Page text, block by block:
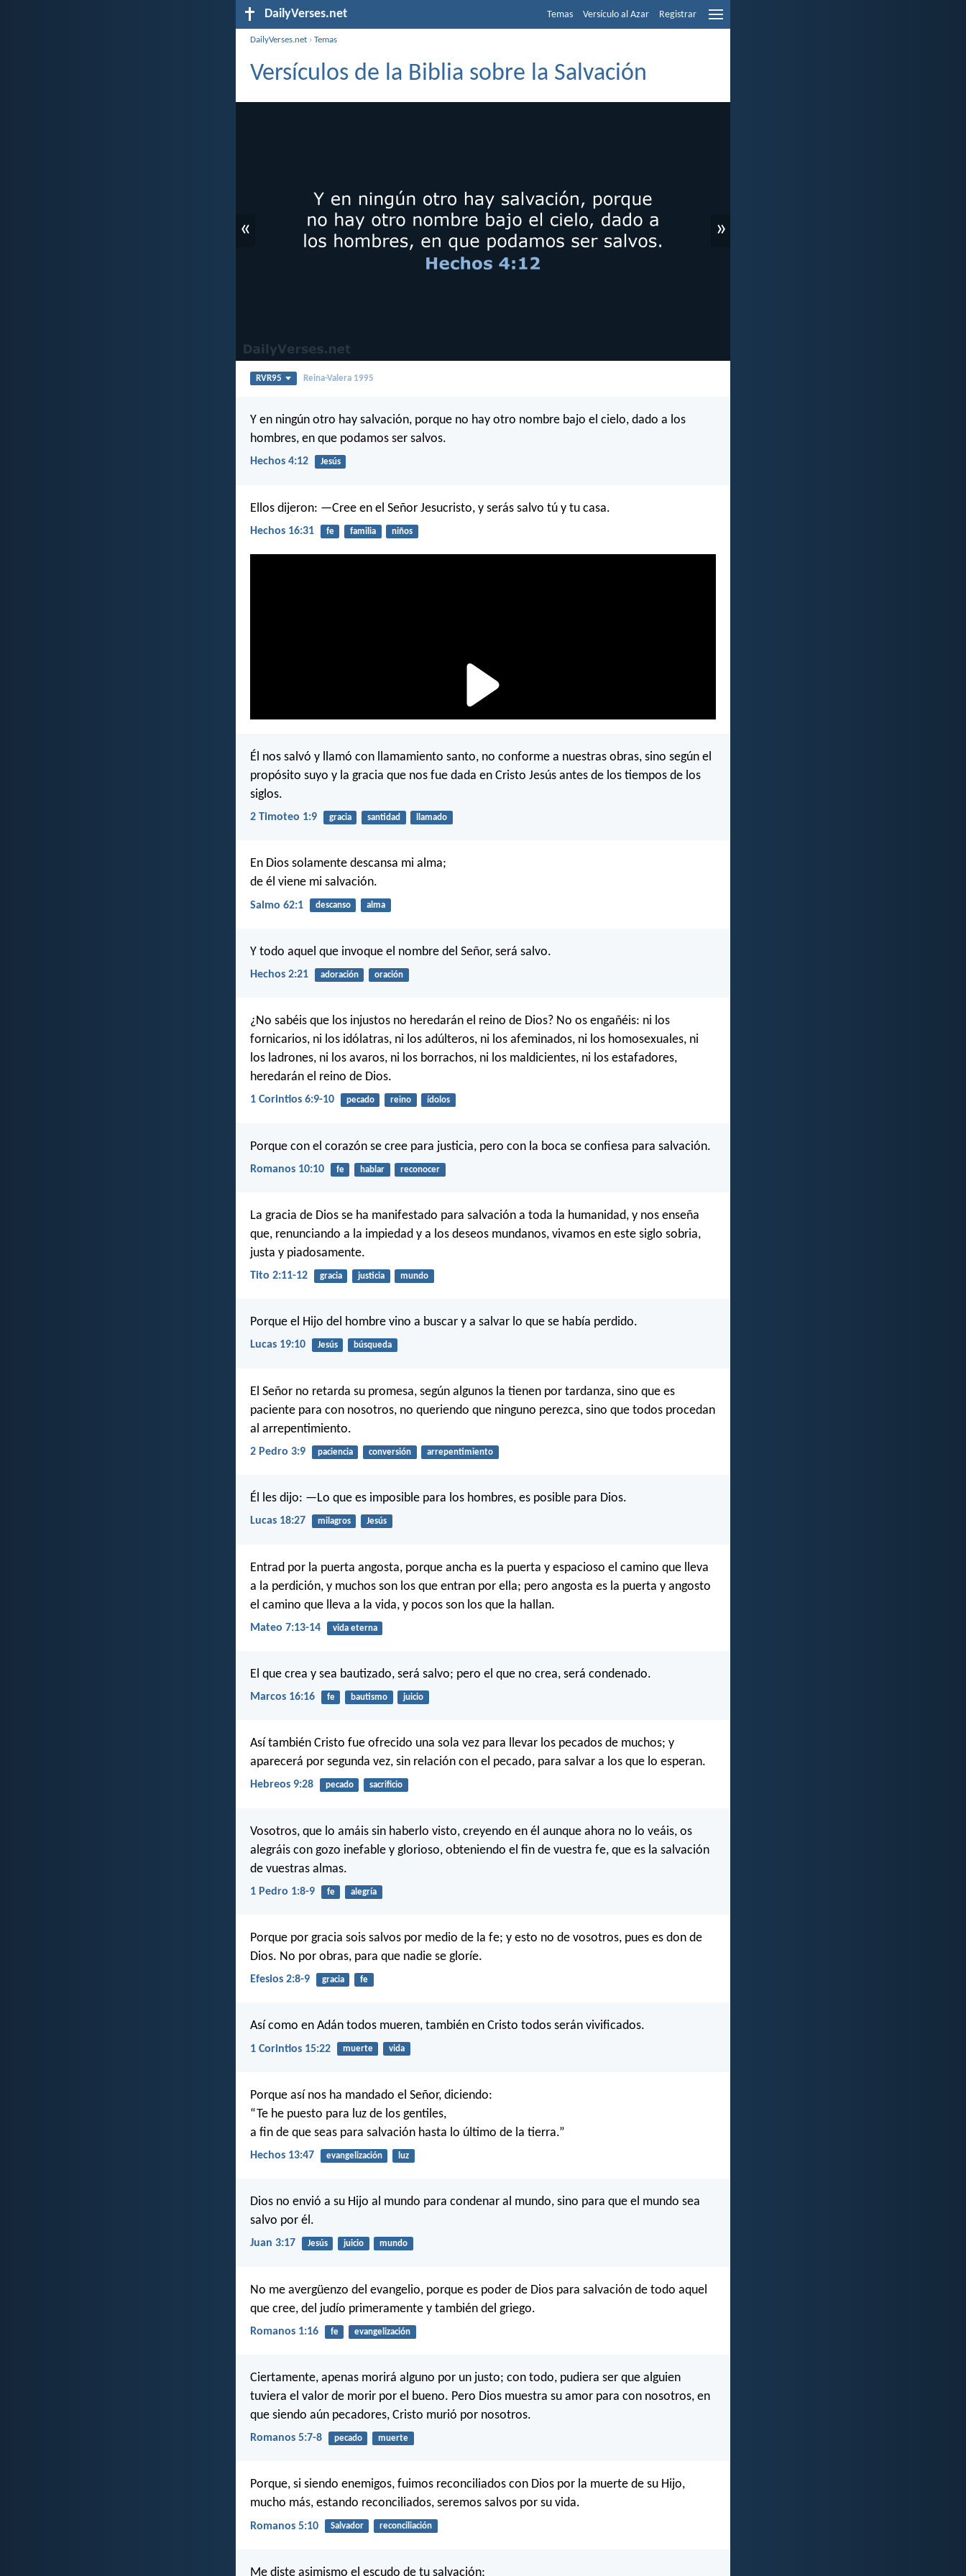
DailyVerses.net Temas Versículo al Azar Registrar
DailyVerses.net ›Temas
Versículos de la Biblia sobre la Salvación
« »
RVR95 Reina-Valera 1995
Y en ningún otro hay salvación, porque no hay otro nombre bajo el cielo, dado a los
hombres, en que podamos ser salvos.
Hechos 4:12 Jesús
Ellos dijeron: —Cree en el Señor Jesucristo, y serás salvo tú y tu casa.
Hechos 16:31 fe familia niños
Él nos salvó y llamó con llamamiento santo, no conforme a nuestras obras, sino según el
propósito suyo y la gracia que nos fue dada en Cristo Jesús antes de los tiempos de los
siglos.
2 Timoteo 1:9 gracia santidad llamado
En Dios solamente descansa mi alma;
de él viene mi salvación.
Salmo 62:1 descanso alma
Y todo aquel que invoque el nombre del Señor, será salvo.
Hechos 2:21 adoración oración
¿No sabéis que los injustos no heredarán el reino de Dios? No os engañéis: ni los
fornicarios, ni los idólatras, ni los adúlteros, ni los afeminados, ni los homosexuales, ni
los ladrones, ni los avaros, ni los borrachos, ni los maldicientes, ni los estafadores,
heredarán el reino de Dios.
1 Corintios 6:9-10 pecado reino ídolos
Porque con el corazón se cree para justicia, pero con la boca se confiesa para salvación.
Romanos 10:10 fe hablar reconocer
La gracia de Dios se ha manifestado para salvación a toda la humanidad, y nos enseña
que, renunciando a la impiedad y a los deseos mundanos, vivamos en este siglo sobria,
justa y piadosamente.
Tito 2:11-12 gracia justicia mundo
Porque el Hijo del hombre vino a buscar y a salvar lo que se había perdido.
Lucas 19:10 Jesús búsqueda
El Señor no retarda su promesa, según algunos la tienen por tardanza, sino que es
paciente para con nosotros, no queriendo que ninguno perezca, sino que todos procedan
al arrepentimiento.
2 Pedro 3:9 paciencia conversión arrepentimiento
Él les dijo: —Lo que es imposible para los hombres, es posible para Dios.
Lucas 18:27 milagros Jesús
Entrad por la puerta angosta, porque ancha es la puerta y espacioso el camino que lleva
a la perdición, y muchos son los que entran por ella; pero angosta es la puerta y angosto
el camino que lleva a la vida, y pocos son los que la hallan.
Mateo 7:13-14 vida eterna
El que crea y sea bautizado, será salvo; pero el que no crea, será condenado.
Marcos 16:16 fe bautismo juicio
Así también Cristo fue ofrecido una sola vez para llevar los pecados de muchos; y
aparecerá por segunda vez, sin relación con el pecado, para salvar a los que lo esperan.
Hebreos 9:28 pecado sacrificio
Vosotros, que lo amáis sin haberlo visto, creyendo en él aunque ahora no lo veáis, os
alegráis con gozo inefable y glorioso, obteniendo el fin de vuestra fe, que es la salvación
de vuestras almas.
1 Pedro 1:8-9 fe alegría
Porque por gracia sois salvos por medio de la fe; y esto no de vosotros, pues es don de
Dios. No por obras, para que nadie se gloríe.
Efesios 2:8-9 gracia fe
Así como en Adán todos mueren, también en Cristo todos serán vivificados.
1 Corintios 15:22 muerte vida
Porque así nos ha mandado el Señor, diciendo:
“Te he puesto para luz de los gentiles,
a fin de que seas para salvación hasta lo último de la tierra.”
Hechos 13:47 evangelización luz
Dios no envió a su Hijo al mundo para condenar al mundo, sino para que el mundo sea
salvo por él.
Juan 3:17 Jesús juicio mundo
No me avergüenzo del evangelio, porque es poder de Dios para salvación de todo aquel
que cree, del judío primeramente y también del griego.
Romanos 1:16 fe evangelización
Ciertamente, apenas morirá alguno por un justo; con todo, pudiera ser que alguien
tuviera el valor de morir por el bueno. Pero Dios muestra su amor para con nosotros, en
que siendo aún pecadores, Cristo murió por nosotros.
Romanos 5:7-8 pecado muerte
Porque, si siendo enemigos, fuimos reconciliados con Dios por la muerte de su Hijo,
mucho más, estando reconciliados, seremos salvos por su vida.
Romanos 5:10 Salvador reconciliación
Me diste asimismo el escudo de tu salvación;